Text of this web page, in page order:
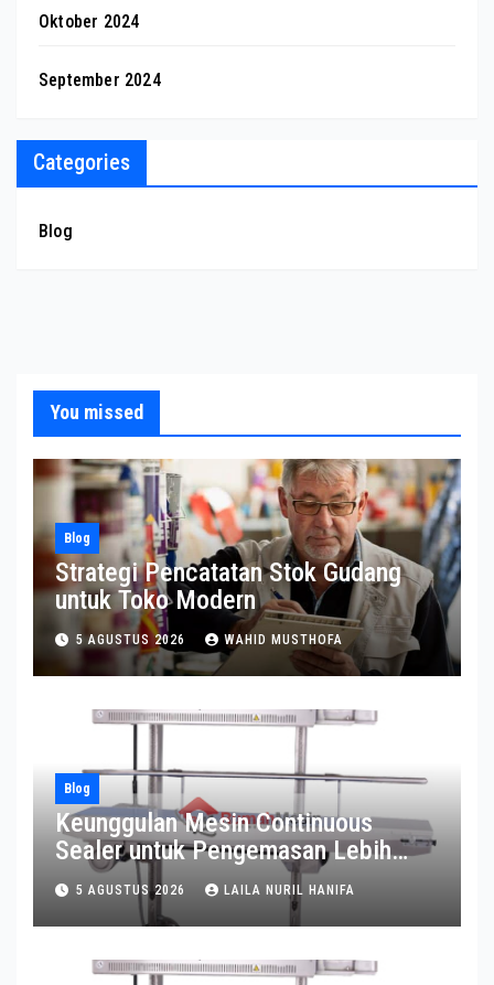
Oktober 2024
September 2024
Categories
Blog
You missed
Blog
Strategi Pencatatan Stok Gudang
untuk Toko Modern
5 AGUSTUS 2026 WAHID MUSTHOFA
Blog
Keunggulan Mesin Continuous
Sealer untuk Pengemasan Lebih
Efisien
5 AGUSTUS 2026 LAILA NURIL HANIFA